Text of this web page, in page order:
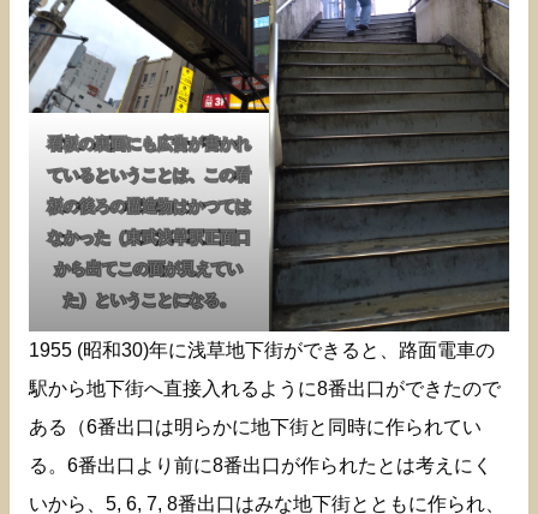
看板の裏面にも広告が書かれ
ているということは、この看
板の後ろの構造物はかつては
なかった（東武浅草駅正面口
から出てこの面が見えてい
た）ということになる。
1955 (昭和30)年に浅草地下街ができると、路面電車の
駅から地下街へ直接入れるように8番出口ができたので
ある（6番出口は明らかに地下街と同時に作られてい
る。6番出口より前に8番出口が作られたとは考えにく
いから、5, 6, 7, 8番出口はみな地下街とともに作られ、